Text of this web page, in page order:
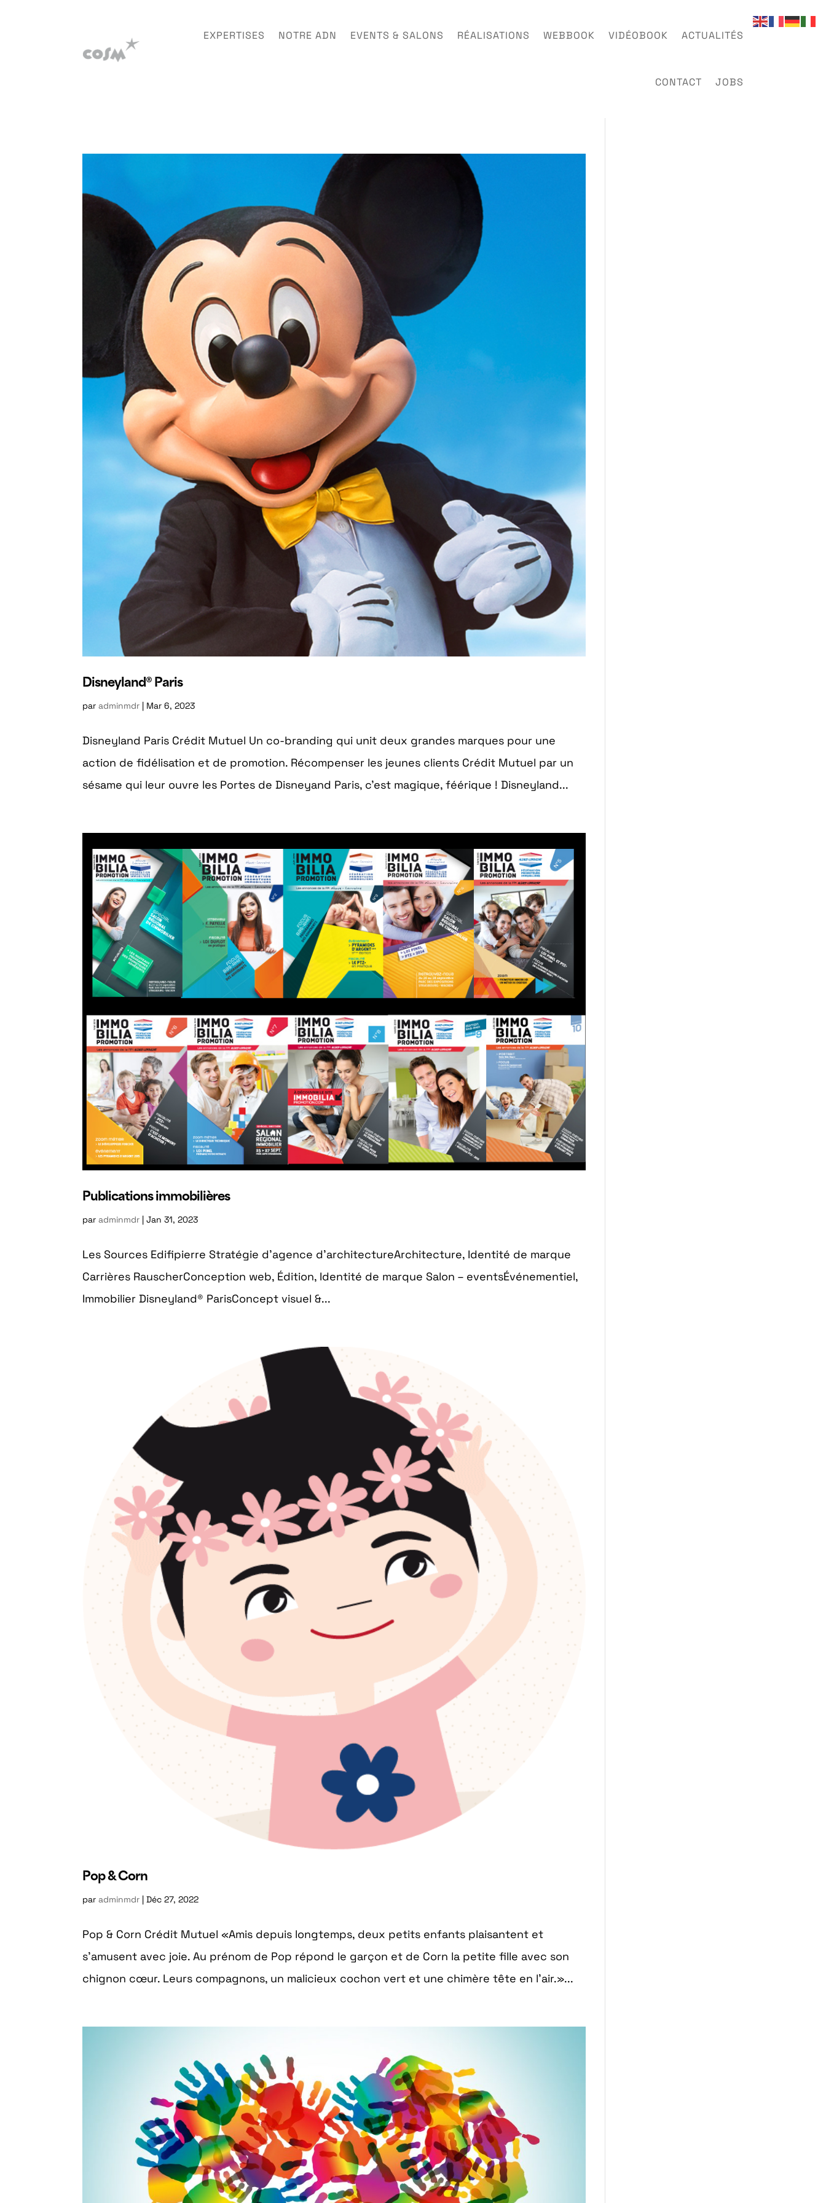
EXPERTISES NOTRE ADN EVENTS & SALONS RÉALISATIONS WEBBOOK VIDÉOBOOK ACTUALITÉS
CONTACT JOBS
Disneyland® Paris
paradminmdr Mar 6, 2023
Disneyland Paris Crédit Mutuel Un co-branding qui unit deux grandes marques pour une
action de fidélisation et de promotion. Récompenser les jeunes clients Crédit Mutuel par un
sésame qui leur ouvre les Portes de Disneyand Paris, c’est magique, féérique ! Disneyland...
Publications immobilières
paradminmdr |Jan 31, 2023
Les Sources Edifipierre Stratégie d’agence d’architectureArchitecture, Identité de marque
Carrières RauscherConception web, Édition, Identité de marque Salon – eventsÉvénementiel,
Immobilier Disneyland® ParisConcept visuel &...
Pop & Corn
paradminmdr |Déc 27, 2022
Pop & Corn Crédit Mutuel «Amis depuis longtemps, deux petits enfants plaisantent et
s’amusent avec joie. Au prénom de Pop répond le garçon et de Corn la petite fille avec son
chignon cœur. Leurs compagnons, un malicieux cochon vert et une chimère tête en l’air.»...